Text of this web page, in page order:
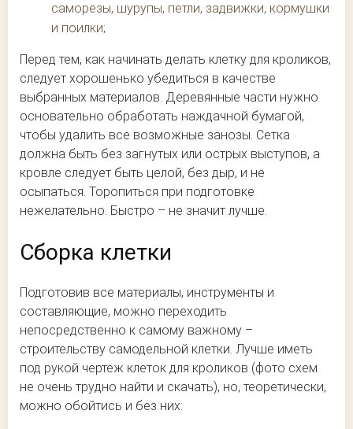
саморезы, шурупы, петли, задвижки, кормушки
и поилки;
Перед тем, как начинать делать клетку для кроликов,
следует хорошенько убедиться в качестве
выбранных материалов. Деревянные части нужно
основательно обработать наждачной бумагой,
чтобы удалить все возможные занозы. Сетка
должна быть без загнутых или острых выступов, а
кровле следует быть целой, без дыр, и не
осыпаться. Торопиться при подготовке
нежелательно. Быстро – не значит лучше.
Сборка клетки
Подготовив все материалы, инструменты и
составляющие, можно переходить
непосредственно к самому важному –
строительству самодельной клетки. Лучше иметь
под рукой чертеж клеток для кроликов (фото схем
не очень трудно найти и скачать), но, теоретически,
можно обойтись и без них: